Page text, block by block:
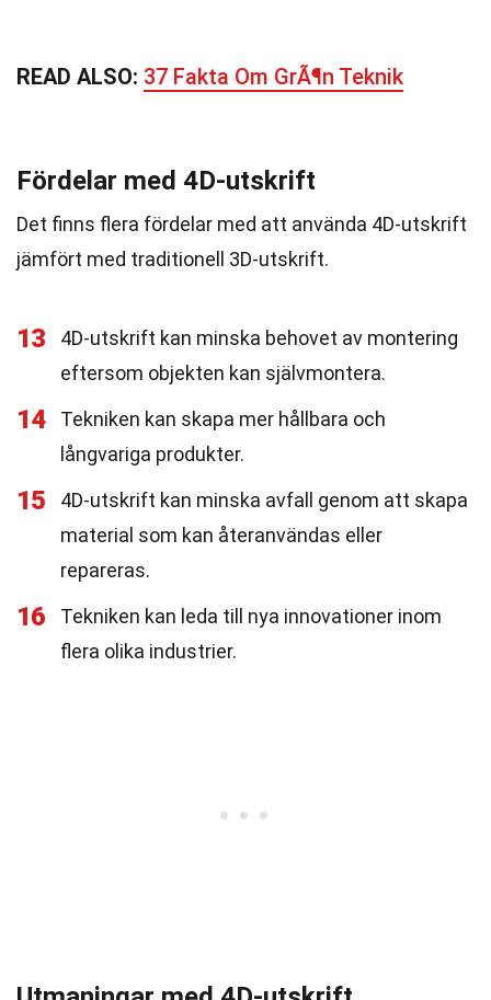
READ ALSO: 37 Fakta Om GrÃ¶n Teknik
Fördelar med 4D-utskrift
Det finns flera fördelar med att använda 4D-utskrift
jämfört med traditionell 3D-utskrift.
13
4D-utskrift kan minska behovet av montering
eftersom objekten kan självmontera.
14
Tekniken kan skapa mer hållbara och
långvariga produkter.
15
4D-utskrift kan minska avfall genom att skapa
material som kan återanvändas eller
repareras.
16
Tekniken kan leda till nya innovationer inom
flera olika industrier.